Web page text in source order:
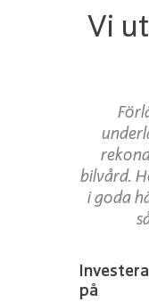
Vi
bilvård.
i goda
på